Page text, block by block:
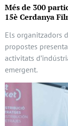
Més de 300
15è Cerdanya
Els organitzadors
propostes
activitats
emergent.